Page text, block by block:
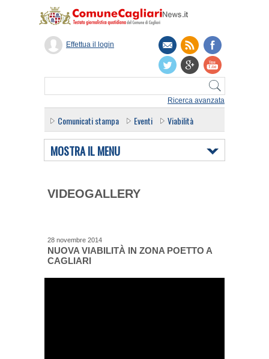
Ricerca avanzata
Effettua il login
Comunicati stampa Eventi Viabilità
MOSTRA IL MENU
VIDEOGALLERY
28 novembre 2014
NUOVA VIABILITÀ IN ZONA POETTO A
CAGLIARI